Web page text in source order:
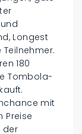
Longest
180
Tombola-
mit
Preise
der